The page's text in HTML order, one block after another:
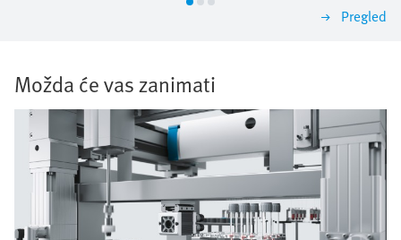
Pregled
Možda će vas zanimati